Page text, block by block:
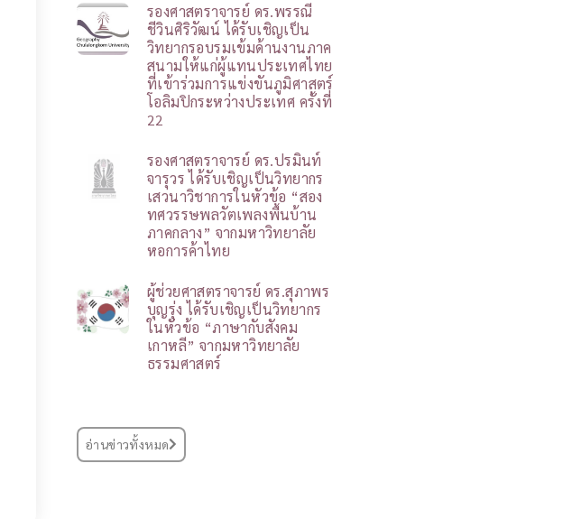
รองศาสตราจารย์ ดร.พรรณี
ชีวินศิริวัฒน์ ได้รับเชิญเป็น
วิทยากรอบรมเข้มด้านงานภาค
สนามให้แก่ผู้แทนประเทศไทย
ที่เข้าร่วมการแข่งขันภูมิศาสตร์
โอลิมปิกระหว่างประเทศ ครั้งที่
22
รองศาสตราจารย์ ดร.ปรมินท์
จารุวร ได้รับเชิญเป็นวิทยากร
เสวนาวิชาการในหัวข้อ “สอง
ทศวรรษพลวัตเพลงพื้นบ้าน
ภาคกลาง” จากมหาวิทยาลัย
หอการค้าไทย
ผู้ช่วยศาสตราจารย์ ดร.สุภาพร
บุญรุ่ง ได้รับเชิญเป็นวิทยากร
ในหัวข้อ “ภาษากับสังคม
เกาหลี” จากมหาวิทยาลัย
ธรรมศาสตร์
อ่านข่าวทั้งหมด